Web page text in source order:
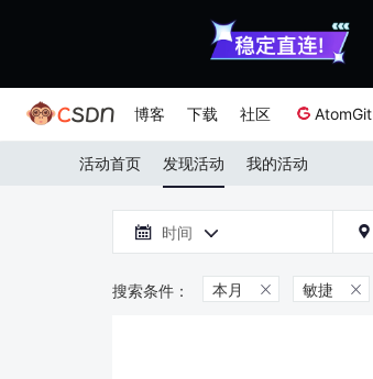
博客 下载 社区 AtomGit
活动首页 发现活动 我的活动
 时间  
本月  敏捷 